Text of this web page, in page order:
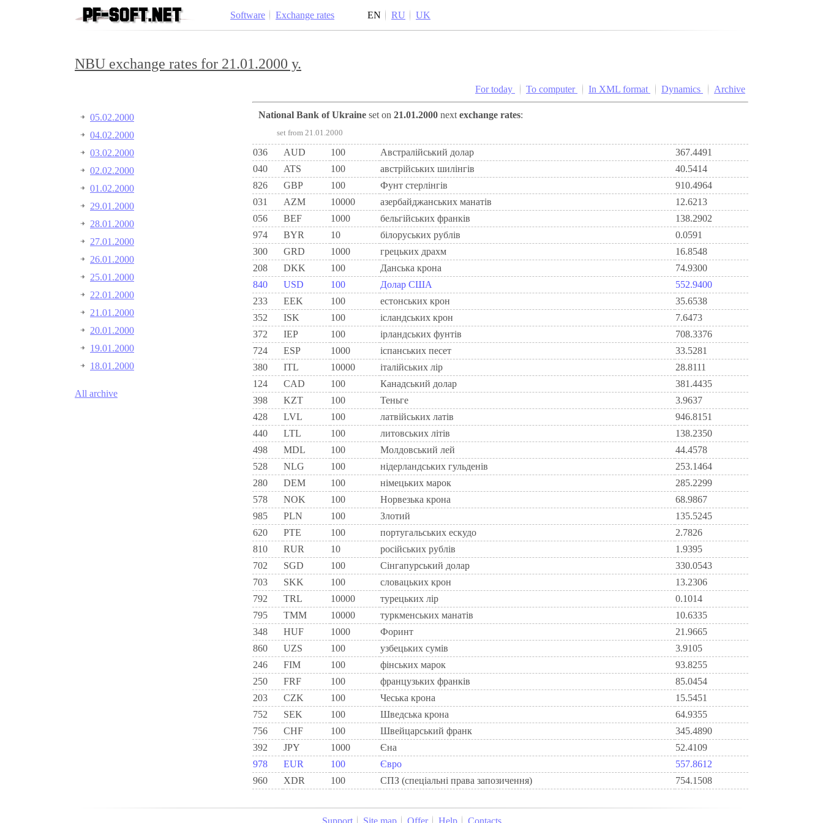
Software Exchange rates EN RU UK
NBU exchange rates for 21.01.2000 y.
05.02.2000
04.02.2000
03.02.2000
02.02.2000
01.02.2000
29.01.2000
28.01.2000
27.01.2000
26.01.2000
25.01.2000
22.01.2000
21.01.2000
20.01.2000
19.01.2000
18.01.2000
All archive
For today To computer In XML format Dynamics Archive
National Bank of Ukraine set on 21.01.2000 next exchange rates:
set from 21.01.2000
036 AUD 100 Австралійський долар
367.4491
040
ATS 100 австрiйських шилiнгiв
40.5414
826
GBP 100 Фунт стерлінгів
910.4964
031
AZM 10000 азербайджанських манатів
12.6213
056
BEF 1000 бельгiйських франкiв
138.2902
974
BYR 10 білоруських рублів
0.0591
300
GRD 1000 грецьких драхм
16.8548
208
DKK 100 Данська крона
74.9300
840
USD 100 Долар США
552.9400
233
EEK 100 естонських крон
35.6538
352
ISK 100 ісландських крон
7.6473
372
IEP 100 iрландських фунтiв
708.3376
724
ESP 1000 iспанських песет
33.5281
380
ITL 10000 iталiйських лiр
28.8111
124
CAD 100 Канадський долар
381.4435
398
KZT 100 Теньге
3.9637
428
LVL 100 латвійських латів
946.8151
440
LTL 100 литовських літів
138.2350
498
MDL 100 Молдовський лей
44.4578
528
NLG 100 нiдерландських гульденiв
253.1464
280
DEM 100 нiмецьких марок
285.2299
578
NOK 100 Норвезька крона
68.9867
985
PLN 100 Злотий
135.5245
620
PTE 100 португальських ескудо
2.7826
810
RUR 10 росiйських рублiв
1.9395
702
SGD 100 Сінгапурський долар
330.0543
703
SKK 100 словацьких крон
13.2306
792
TRL 10000 турецьких лір
0.1014
795
TMM 10000 туркменських манатів
10.6335
348
HUF 1000 Форинт
21.9665
860
UZS 100 узбецьких сумів
3.9105
246
FIM 100 фiнських марок
93.8255
250
FRF 100 французьких франкiв
85.0454
203
CZK 100 Чеська крона
15.5451
752
SEK 100 Шведська крона
64.9355
756
CHF 100 Швейцарський франк
345.4890
392
JPY 1000 Єна
52.4109
978
EUR 100 Євро
557.8612
960
XDR 100 СПЗ (спеціальні права запозичення) 754.1508